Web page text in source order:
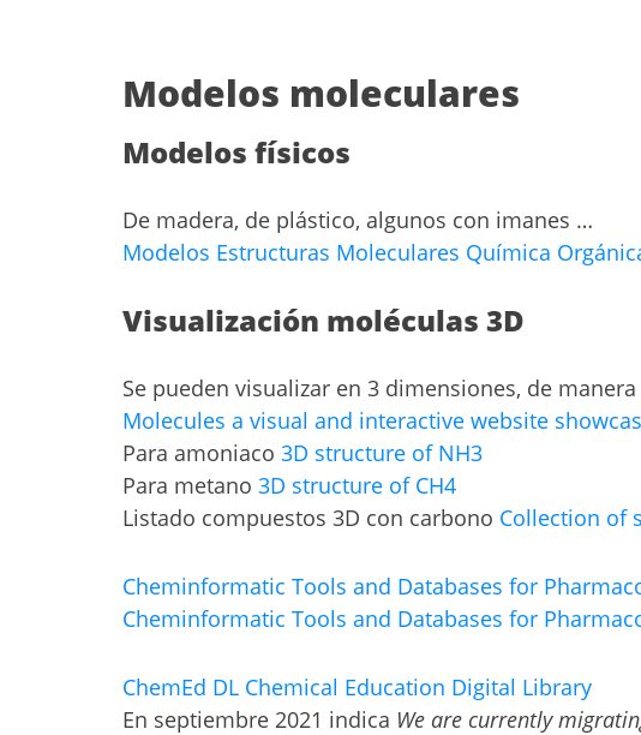
Modelos moleculares
Modelos físicos
De madera, de plástico, algunos con imanes …
Modelos Estructuras Moleculares Química
Visualización moléculas 3D
Se pueden visualizar en 3 dimensiones, de
Molecules a visual and interactive website
Para amoniaco 3D structure of NH3
Para metano 3D structure of CH4
Listado compuestos 3D con carbono Collection of
Cheminformatic Tools and Databases for
Cheminformatic Tools and Databases for
ChemEd DL Chemical Education Digital Library
En septiembre 2021 indica We are currently